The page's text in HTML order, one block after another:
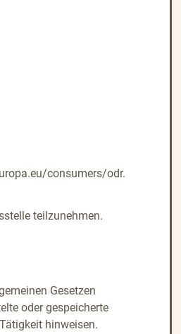
consumers/odr.
teilzunehmen.
Gesetzen
oder gespeicherte
hinweisen.